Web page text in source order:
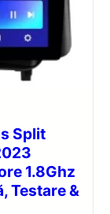
Split
1.8Ghz
Testare &